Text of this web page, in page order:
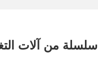
سلسلة من آلات